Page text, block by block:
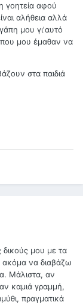
γοητεία αφού
αλήθεια αλλά
μου γι'αυτό
που μου έμαθαν να
στα παιδιά
δικούς μου με τα
ακόμα να διαβάζω
Μάλιστα, αν
καμιά γραμμή,
πραγματικά